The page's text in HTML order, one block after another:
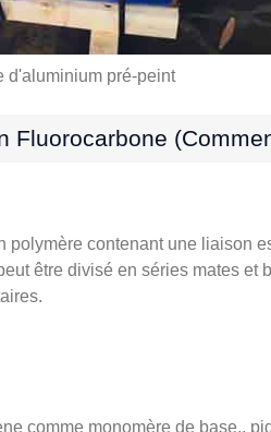
d'aluminium pré-peint
Fluorocarbone
contenant une liaison
être divisé en séries mates et
comme monomère de base.,